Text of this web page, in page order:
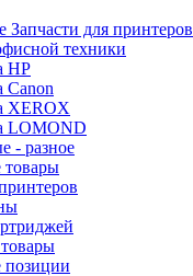
Запчасти для принтеров
техники
HP
Canon
XEROX
LOMOND
- разное